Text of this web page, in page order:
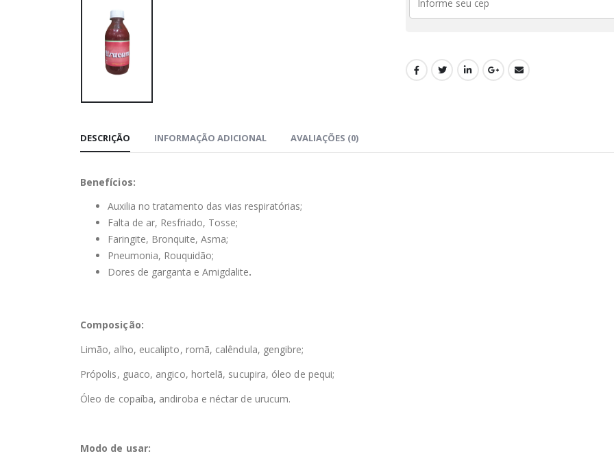
DESCRIÇÃO INFORMAÇÃO ADICIONAL AVALIAÇÕES (0)
Benefícios:
Auxilia no tratamento das vias respiratórias;
Falta de ar, Resfriado, Tosse;
Faringite, Bronquite, Asma;
Pneumonia, Rouquidão;
Dores de garganta e Amigdalite.
Composição:
Limão, alho, eucalipto, romã, calêndula, gengibre;
Própolis, guaco, angico, hortelã, sucupira, óleo de pequi;
Óleo de copaíba, andiroba e néctar de urucum.
Modo de usar: